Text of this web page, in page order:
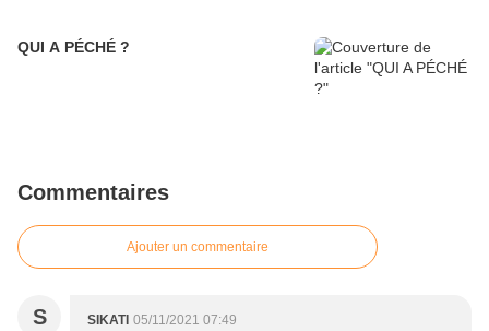
QUI A PÉCHÉ ?
Commentaires
Ajouter un commentaire
S SIKATI 05/11/2021 07:49